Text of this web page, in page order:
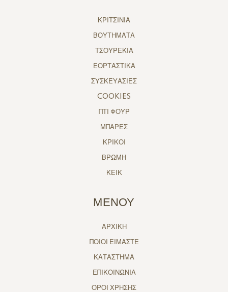
ΚΡΙΤΣΙΝΙΑ
ΒΟΥΤΗΜΑΤΑ
ΤΣΟΥΡΕΚΙΑ
ΕΟΡΤΑΣΤΙΚΑ
ΣΥΣΚΕΥΑΣΙΕΣ
COOKIES
ΠΤΙ ΦΟΥΡ
ΜΠΑΡΕΣ
ΚΡΙΚΟΙ
ΒΡΩΜΗ
ΚΕΙΚ
ΜΕΝΟΥ
ΑΡΧΙΚΗ
ΠΟΙΟΙ ΕΙΜΑΣΤΕ
ΚΑΤΑΣΤΗΜΑ
ΕΠΙΚΟΙΝΩΝΙΑ
ΟΡΟΙ ΧΡΗΣΗΣ